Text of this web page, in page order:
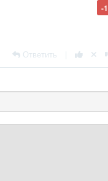
-1
Ответить